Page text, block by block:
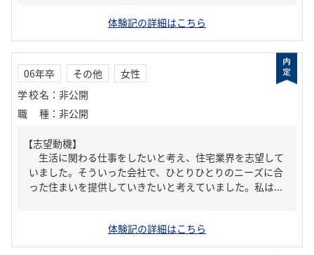
体験記の詳細はこちら
06年卒 その他
女性
学校名 ： 非公開
職種 ： 非公開
【志望動機】
生活に関わる仕事をしたいと考え、住宅業界を志望して
いました。そういった会社で、ひとりひとりのニーズに合
った住まいを提供していきたいと考えていました。私は...
体験記の詳細はこちら